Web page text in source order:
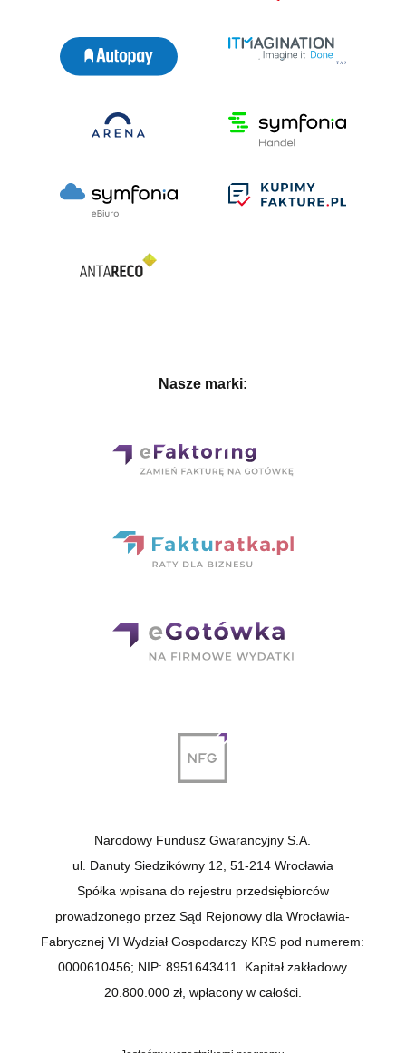
Nasze marki:
Narodowy Fundusz Gwarancyjny S.A.
ul. Danuty Siedzikówny 12, 51-214 Wrocławia
Spółka wpisana do rejestru przedsiębiorców
prowadzonego przez Sąd Rejonowy dla Wrocławia-
Fabrycznej VI Wydział Gospodarczy KRS pod numerem:
0000610456; NIP: 8951643411. Kapitał zakładowy
20.800.000 zł, wpłacony w całości.